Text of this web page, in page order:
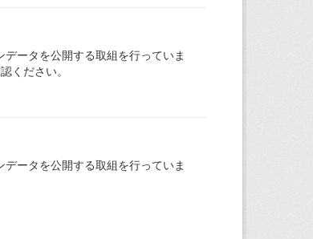
ータを公開する取組を行っていま
ください。
ータを公開する取組を行っていま